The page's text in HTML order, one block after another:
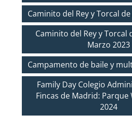
Caminito del Rey y Torcal
Caminito del Rey y Torcal
Marzo 2023
Campamento de baile y
Family Day Colegio
Fincas de Madrid: Parque
2024